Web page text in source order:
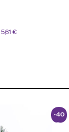
5,61 €
-40
%